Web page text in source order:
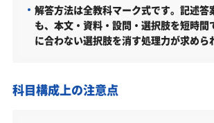
公募制推薦選抜［基礎学力テスト型
度）
度）
解答方法は全教科マーク式です。記述答
も、本文・資料・設問・選択肢を短時間
に合わない選択肢を消す処理力が求めら
科目構成上の注意点